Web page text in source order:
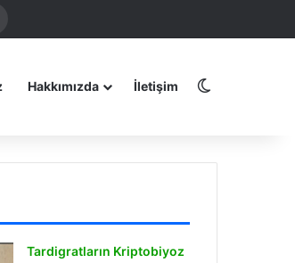
Hakkımızda İletişim
Tardigratların Kriptobiyoz